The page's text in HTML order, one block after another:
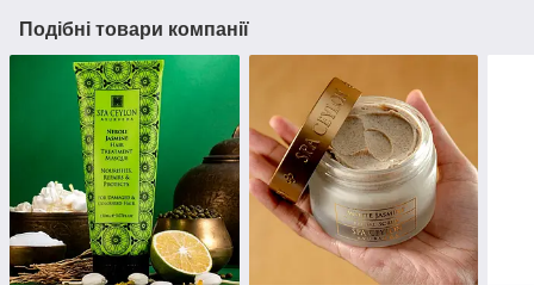
Подібні товари компанії